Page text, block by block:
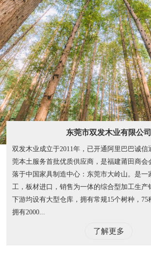
东莞市双发木业有限公司
双发木业成立于2011年，已开通阿里巴巴诚信
莞本土服务首批优质供应商，是福建莆田商会
落于中国家具制造中心：东莞市大岭山。是一
工，板材进口，销售为一体的综合型加工生产
下游均设有大型仓库，拥有常规15个树种，75
拥有2000...
了解更多